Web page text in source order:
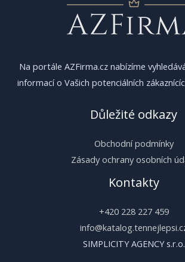
Na portále AZFirma.cz nabízíme
informací o Vašich potenciálních
Důležité odkazy
Obchodní podmínky
Zásady ochrany osobních
Kontakty
+420 228 227 459
SIMPLICITY AGENCY s.r.o.